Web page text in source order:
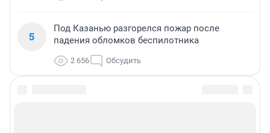
5
Под Казанью разгорелся пожар после
падения обломков беспилотника
2 656 Обсудить